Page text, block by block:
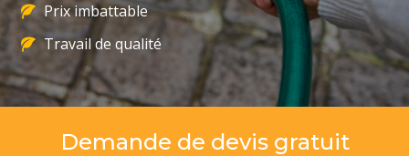
Prix imbattable
Travail de qualité
Demande de devis gratuit